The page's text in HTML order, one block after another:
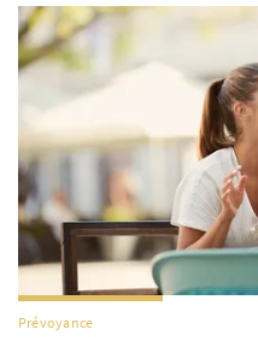
Prévoyance